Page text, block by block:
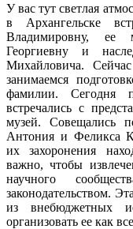
У вас тут светлая
в Архангельске
Владимировну, ее
Георгиевну и
Михайловича.
занимаемся
фамилии. Сегодня
встречались с
музей. Совещались
Антония и Феликса
их захоронения
важно, чтобы
научного
законодательством.
из внебюджетных
организовать ее как